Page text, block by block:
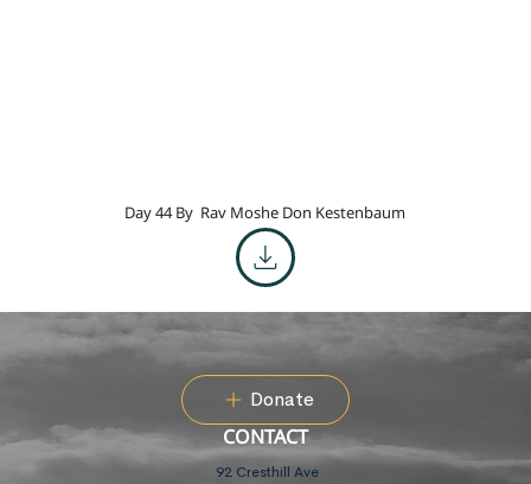
Day 44 By Rav Moshe Don Kestenbaum
Donate
CONTACT
92 Cresthill Ave